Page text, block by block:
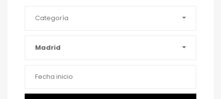
Categoría
Madrid